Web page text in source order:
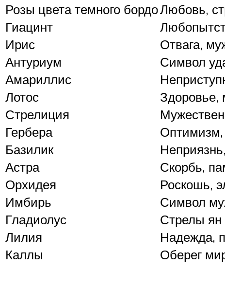
Розы цвета темного бордоЛюбовь,
Гиацинт
Ирис
Отвага,
Антуриум
Символ
Амариллис
Лотос
Здоровье,
Стрелиция
Гербера
Оптимизм,
Базилик
Астра
Скорбь,
Орхидея
Роскошь,
Имбирь
Символ
Гладиолус
Стрелы ян
Лилия
Надежда,
Каллы
Оберег